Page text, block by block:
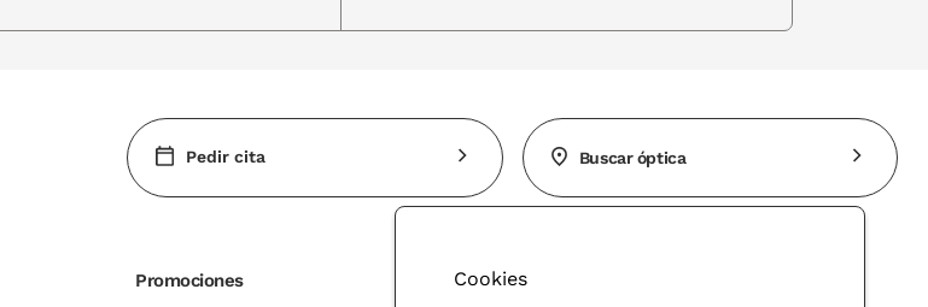
Pedir cita Buscar óptica
Promociones Cookies